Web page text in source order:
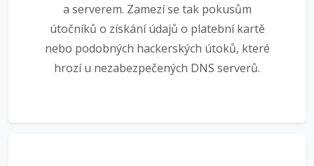
a serverem. Zamezí se tak pokusům
útočníků o získání údajů o platební kartě
nebo podobných hackerských útoků, které
hrozí u nezabezpečených DNS serverů.